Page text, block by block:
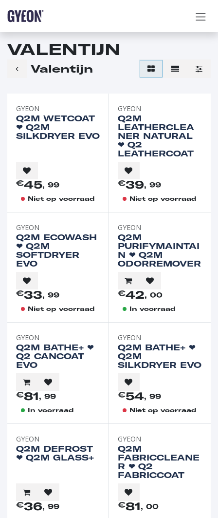
VALENTIJN
Valentijn
GYEON
Q2M WETCOAT
❤︎⁠ Q2M
SILKDRYER EVO
€45, 99
Niet op voorraad
GYEON
Q2M
LEATHERCLEA
NER NATURAL
❤︎⁠ Q2
LEATHERCOAT
€39, 99
Niet op voorraad
GYEON
Q2M ECOWASH
❤︎⁠ Q2M
SOFTDRYER
EVO
€33, 99
Niet op voorraad
GYEON
Q2M
PURIFYMAINTAI
N ❤︎⁠ Q2M
ODORREMOVER
€42, 00
In voorraad
GYEON
Q2M BATHE+ ❤︎⁠
Q2 CANCOAT
EVO
€81, 99
In voorraad
GYEON
Q2M BATHE+ ❤︎⁠
Q2M
SILKDRYER EVO
€54, 99
Niet op voorraad
GYEON
Q2M DEFROST
❤︎⁠ Q2M GLASS+
€36, 99
GYEON
Q2M
FABRICCLEANE
R ❤︎⁠ Q2
FABRICCOAT
€81, 00